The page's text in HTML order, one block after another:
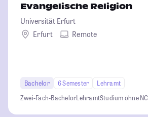
Evangelische Religion
Universität Erfurt
Erfurt
Remote
Bachelor 6 Semester
Lehramt
Zwei-Fach-BachelorLehramtStudium ohne NC